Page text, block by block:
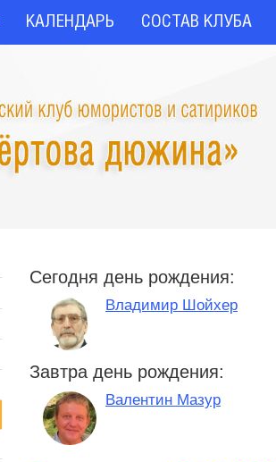
КАЛЕНДАРЬ СОСТАВ КЛУБА
Сегодня день рождения:
Владимир Шойхер
Завтра день рождения:
Валентин Мазур